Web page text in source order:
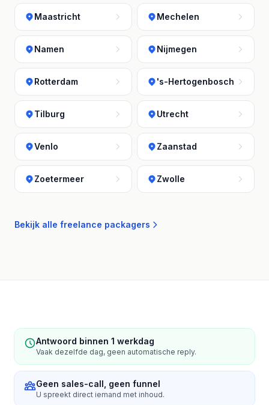
Maastricht Mechelen
Namen Nijmegen
Rotterdam 's-Hertogenbosch
Tilburg Utrecht
Venlo Zaanstad
Zoetermeer Zwolle
Bekijk alle freelance packagers
Antwoord binnen 1 werkdag
Vaak dezelfde dag, geen automatische reply.
Geen sales-call, geen funnel
U spreekt direct iemand met inhoud.